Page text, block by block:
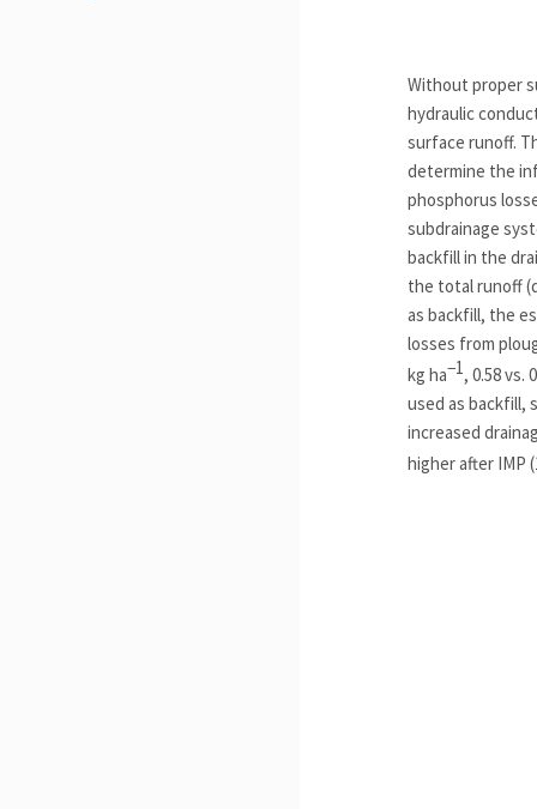
Without proper
hydraulic
surface runoff.
determine the
phosphorus
subdrainage
backfill in the
the total runoff
as backfill, the
losses from
kg ha−1, 0.58 vs.
used as backfill,
increased
higher after IMP